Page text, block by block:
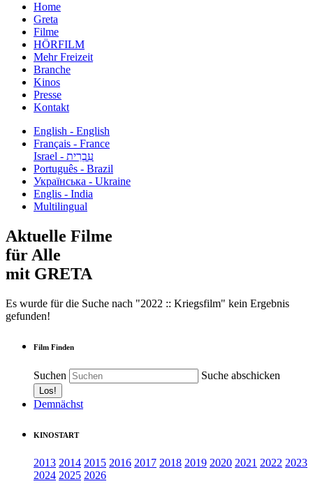
Home
Greta
Filme
HÖRFILM
Mehr Freizeit
Branche
Kinos
Presse
Kontakt
English - English
Français - France
עִבְרִית - Israel
Português - Brazil
Українська - Ukraine
Englis - India
Multilingual
Aktuelle Filme
für Alle
mit GRETA
Es wurde für die Suche nach "2022 :: Kriegsfilm" kein Ergebnis
gefunden!
Film Finden
Suchen Suche abschicken
Demnächst
KINOSTART
2013 2014 2015 2016 2017 2018 2019 2020 2021 2022 2023
2024 2025 2026